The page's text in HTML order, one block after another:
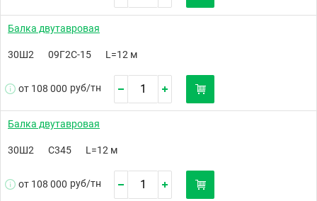
Балка двутавровая
30Ш2 09Г2С-15 L=12 м
от 108 000 руб/тн
Балка двутавровая
30Ш2 С345 L=12 м
от 108 000 руб/тн